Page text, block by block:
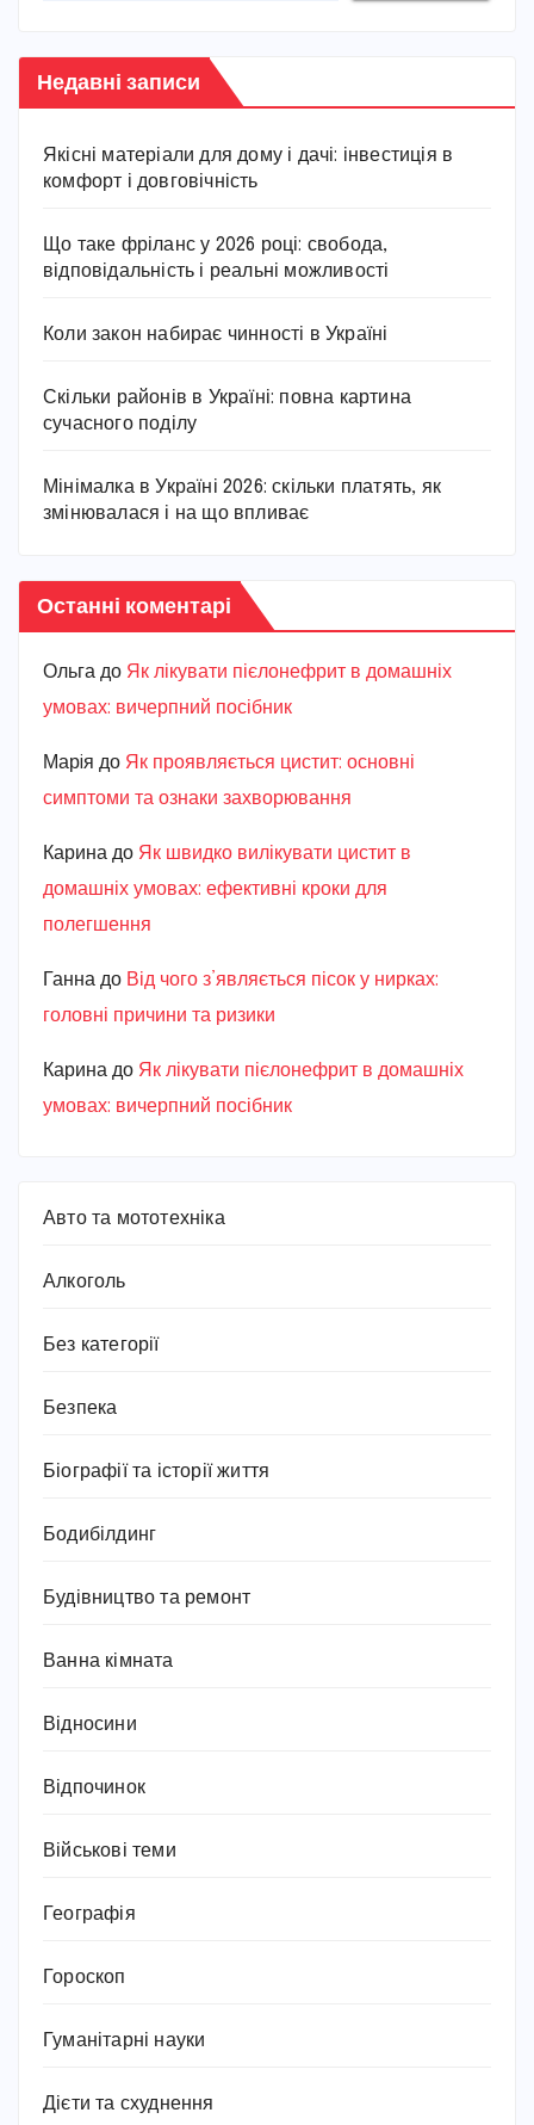
Недавні записи
Якісні матеріали для дому і дачі: інвестиція в
комфорт і довговічність
Що таке фріланс у 2026 році: свобода,
відповідальність і реальні можливості
Коли закон набирає чинності в Україні
Скільки районів в Україні: повна картина
сучасного поділу
Мінімалка в Україні 2026: скільки платять, як
змінювалася і на що впливає
Останні коментарі
Ольга до Як лікувати пієлонефрит в домашніх
умовах: вичерпний посібник
Марiя до Як проявляється цистит: основні
симптоми та ознаки захворювання
Карина до Як швидко вилікувати цистит в
домашніх умовах: ефективні кроки для
полегшення
Ганна до Від чого з’являється пісок у нирках:
головні причини та ризики
Карина до Як лікувати пієлонефрит в домашніх
умовах: вичерпний посібник
Авто та мототехніка
Алкоголь
Без категорії
Безпека
Біографії та історії життя
Бодибілдинг
Будівництво та ремонт
Ванна кімната
Відносини
Відпочинок
Військові теми
Географія
Гороскоп
Гуманітарні науки
Дієти та схуднення